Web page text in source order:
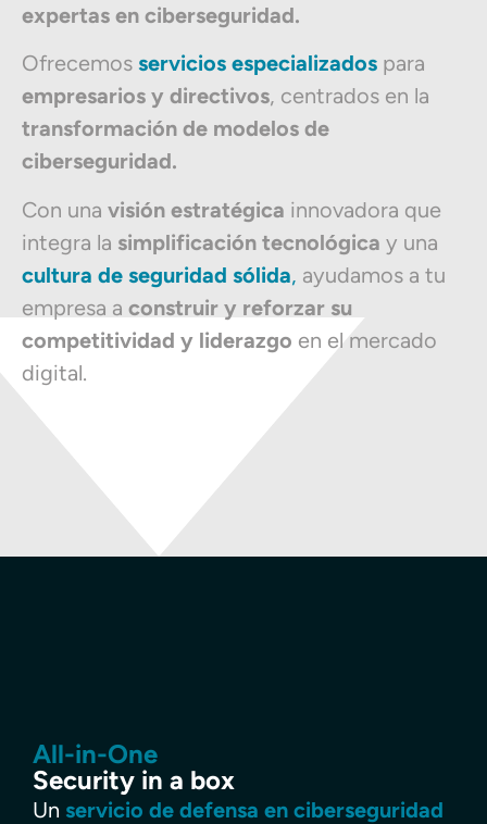
expertas en ciberseguridad.
Ofrecemos servicios especializados para
empresarios y directivos, centrados en la
transformación de modelos de
ciberseguridad.
Con una visión estratégica innovadora que
integra la simplificación tecnológica y una
cultura de seguridad sólida, ayudamos a tu
empresa a construir y reforzar su
competitividad y liderazgo en el mercado
digital.
All-in-One
Security in a box
Un servicio de defensa en ciberseguridad